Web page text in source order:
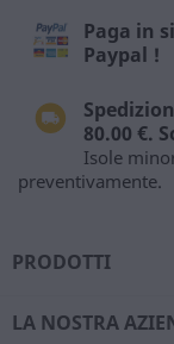
Paga in
Paypal !
80.00 €.
Isole
preventivamente.
PRODOTTI
LA NOSTRA